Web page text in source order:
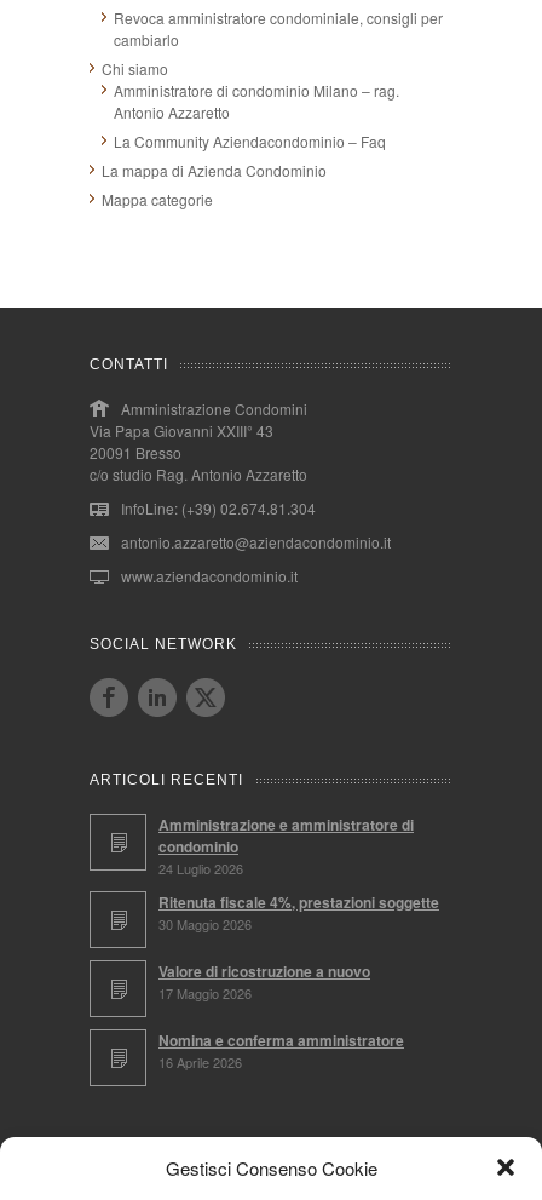
Gestisci Consenso Cookie
Revoca amministratore condominiale, consigli per
cambiarlo
Chi siamo
Amministratore di condominio Milano – rag.
Antonio Azzaretto
La Community Aziendacondominio – Faq
La mappa di Azienda Condominio
Mappa categorie
CONTATTI
Amministrazione Condomini
Via Papa Giovanni XXIII° 43
20091 Bresso
c/o studio Rag. Antonio Azzaretto
InfoLine: (+39) 02.674.81.304
antonio.azzaretto@aziendacondominio.it
www.aziendacondominio.it
SOCIAL NETWORK
ARTICOLI RECENTI
Amministrazione e amministratore di
condominio
24 Luglio 2026
Ritenuta fiscale 4%, prestazioni soggette
30 Maggio 2026
Valore di ricostruzione a nuovo
17 Maggio 2026
Nomina e conferma amministratore
16 Aprile 2026
CERCA NEL SITO